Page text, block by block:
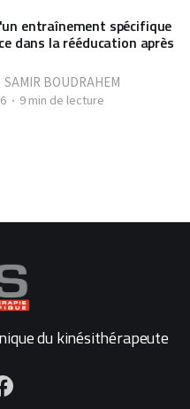
entraînement spécifique
dans la rééducation après
SAMIR BOUDRAHEM
9 min de lecture
du kinésithérapeute